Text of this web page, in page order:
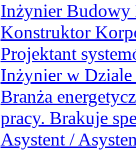
Inżynier
Konstruktor
Projektant
Inżynier w
Branża
pracy. Brakuje
Asystent /